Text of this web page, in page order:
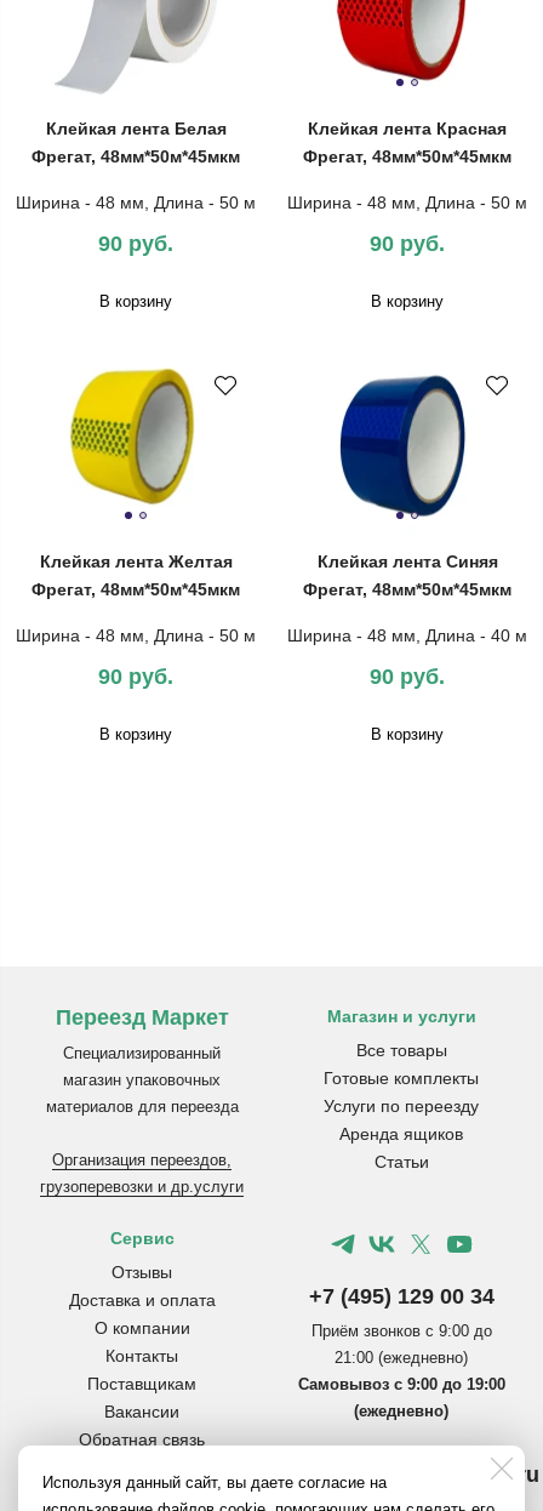
Клейкая лента Белая
Фрегат, 48мм*50м*45мкм
Ширина - 48 мм, Длина - 50 м
90 руб.
В корзину
Клейкая лента Красная
Фрегат, 48мм*50м*45мкм
Ширина - 48 мм, Длина - 50 м
90 руб.
В корзину
Клейкая лента Желтая
Фрегат, 48мм*50м*45мкм
Ширина - 48 мм, Длина - 50 м
90 руб.
В корзину
Клейкая лента Синяя
Фрегат, 48мм*50м*45мкм
Ширина - 48 мм, Длина - 40 м
90 руб.
В корзину
Переезд Маркет
Специализированный
магазин упаковочных
материалов для переезда
Организация переездов,
грузоперевозки и др.услуги
Магазин и услуги
Все товары
Готовые комплекты
Услуги по переезду
Аренда ящиков
Статьи
Сервис
Отзывы
Доставка и оплата
О компании
Контакты
Поставщикам
Вакансии
Обратная связь
коробок
+7 (495) 129 00 34
Приём звонков с 9:00 до
21:00 (ежедневно)
Самовывоз с 9:00 до 19:00
(ежедневно)
info@pereezdmarket.ru
Используя данный сайт, вы даете согласие на